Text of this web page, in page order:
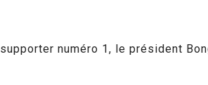
numéro 1, le président